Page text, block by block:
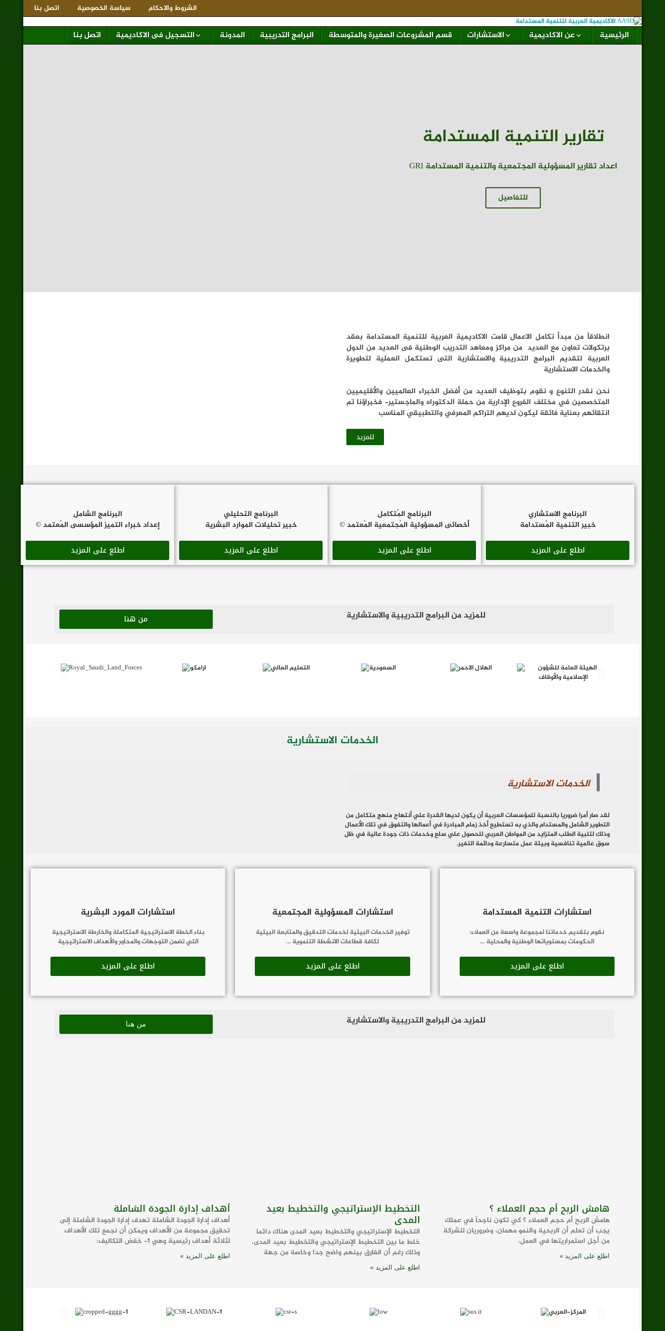
الشروط والاحكام سياسة الخصوصية اتصل بنا
الرئيسية عن الاكاديمية الاستشارات قسم المشروعات الصغيرة والمتوسطة البرامج التدريبية المدونة التسجيل فى الاكاديمية اتصل بنا
تقارير التنمية المستدامة
اعداد تقارير المسؤولية المجتمعية والتنمية المستدامة GRI
للتفاصيل
انطلاقاً من مبدأ تكامل الاعمال قامت الاكاديمية العربية للتنمية المستدامة بعقد
برتكولات تعاون مع العديد من مراكز ومعاهد التدريب الوطنية فى العديد من الدول
العربية لتقديم البرامج التدريبية والاستشارية التى تستكمل العملية لتطويرة
والخدمات الاستشارية
نحن نقدر التنوع و نقوم بتوظيف العديد من أفضل الخبراء العالميين والأقليميين
المتخصصين في مختلف الفروع الإدارية من حملة الدكتوراه والماجستير- فخبراؤنا تم
انتقائهم بعناية فائقة ليكون لديهم التراكم المعرفي والتطبيقي المناسب
للمزيد
البرنامج الاستشاري
خبير التنمية المُستدامة
اطلع على المزيد
البرنامج المُتكامل
أخصائى المسؤولية المُجتمعية المُعتمد ©
اطلع على المزيد
البرنامج التحليلي
خبير تحليلات الموارد البشرية
اطلع على المزيد
البرنامج الشامل
إعداد خبراء التميز المؤسسى المُعتمد ©
اطلع على المزيد
للمزيد من البرامج التدريبية والاستشارية من هنا
الخدمات الاستشارية
الخدمات الاستشارية
لقد صار أمرا ضروريا بالنسبة للمؤسسات العربية أن يكون لديها القدرة علي أنتهاج منهج متكامل من
التطوير الشامل والمستدام والذي به تستطيع أخذ زمام المبادرة في أعمالها والتفوق في تلك الأعمال
وذلك لتلبية الطلب المتزايد من المواطن العربي للحصول علي سلع وخدمات ذات جودة عالية في ظل
سوق عالمية تنافسية وبيئة عمل متسارعة ودائمة التغير.
استشارات التنمية المستدامة
نقوم بتقديم خدماتنا لمجموعة واسعة من العملاء:
الحكومات بمستوياتها الوطنية والمحلية …
اطلع على المزيد
استشارات المسؤولية المجتمعية
توفير الخدمات البيئية لخدمات التدقيق والمتابعة البيئية
لكافة قطاعات الانشطة التنموية …
اطلع على المزيد
استشارات المورد البشرية
بناء الخطة الاستراتيجية المتكاملة والخارطة الاستراتيجية
التي تضمن التوجهات والمحاور والأهداف الاستراتيجية
اطلع على المزيد
للمزيد من البرامج التدريبية والاستشارية من هنا
هامش الربح أم حجم العملاء ؟
هامش الربح أم حجم العملاء ؟ كي تكون ناجحاً في عملك
يجب أن تعلم أن الربحية والنمو مهمان، وضروريان للشركة
من أجل استمراريتها في العمل،
اطلع على المزيد »
التخطيط الإستراتيجي والتخطيط بعيد
المدى
التخطيط الإستراتيجي والتخطيط بعيد المدى هناك دائما
خلط ما بين التخطيط الإستراتيجي والتخطيط بعيد المدى،
وذلك رغم أن الفارق بينهم واضح جدا وخاصة من جهة
اطلع على المزيد »
أهداف إدارة الجودة الشاملة
أهداف إدارة الجودة الشاملة تهدف إدارة الجودة الشاملة إلى
تحقيق مجموعة من الأهداف ويمكن أن نجمع تلك الأهداف
لثلاثة أهداف رئيسية وهي 1- خفض التكاليف:
اطلع على المزيد »